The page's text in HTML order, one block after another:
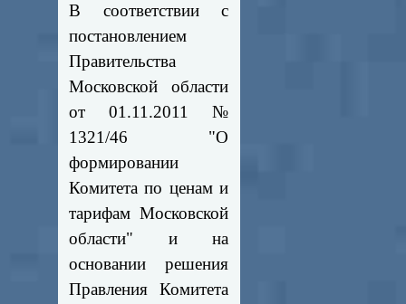
В соответствии с
постановлением
Правительства
Московской области
от 01.11.2011 №
1321/46 "О
формировании
Комитета по ценам и
тарифам Московской
области" и на
основании решения
Правления Комитета